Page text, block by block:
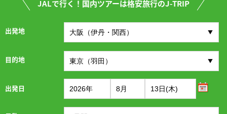
JALで行く！国内ツアーは格安旅行のJ-TRIP
出発地
目的地
出発日